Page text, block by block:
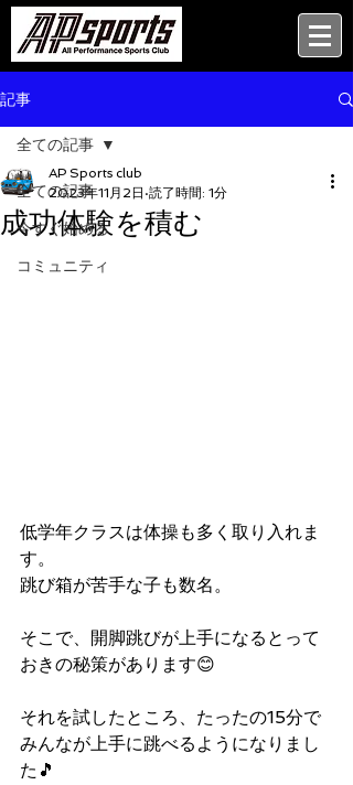
記事
全ての記事
今すぐ始める
コミュニティ
全ての記事
成功体験を積む
AP Sports club
2023年11月2日 読了時間: 1分
低学年クラスは体操も多く取り入れま
す。
跳び箱が苦手な子も数名。
そこで、開脚跳びが上手になるとって
おきの秘策があります😊
それを試したところ、たったの15分で
みんなが上手に跳べるようになりまし
た🎵